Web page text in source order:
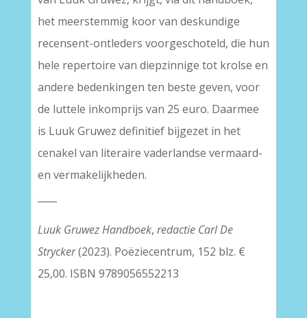
het meerstemmig koor van deskundige
recensent-ontleders voorgeschoteld, die hun
hele repertoire van diepzinnige tot krolse en
andere bedenkingen ten beste geven, voor
de luttele inkomprijs van 25 euro. Daarmee
is Luuk Gruwez definitief bijgezet in het
cenakel van literaire vaderlandse vermaard-
en vermakelijkheden.
Luuk Gruwez Handboek, redactie Carl De
Strycker(2023). Poëziecentrum, 152 blz. €
25,00. ISBN 9789056552213